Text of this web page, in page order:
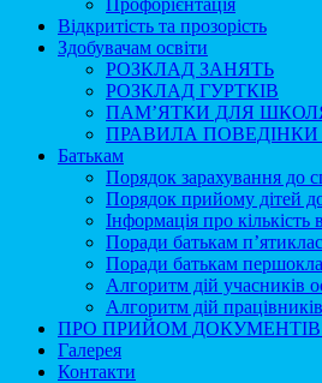
Відкритість та прозорість
Здобувачам освіти
РОЗКЛАД ЗАНЯТЬ
РОЗКЛАД ГУРТКІВ
ПАМ’ЯТКИ ДЛЯ
ПРАВИЛА ПОВЕДІНКИ
Батькам
Порядок зарахування до
Порядок прийому дітей
Інформація про
Поради батькам
Поради батькам
Алгоритм дій учасників
Алгоритм дій
ПРО ПРИЙОМ ДОКУМЕНТІВ ДО
Галерея
Контакти